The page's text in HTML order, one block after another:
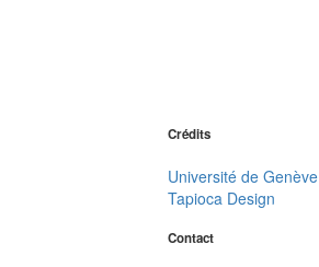
Crédits
Université de Genève
Tapioca Design
Contact